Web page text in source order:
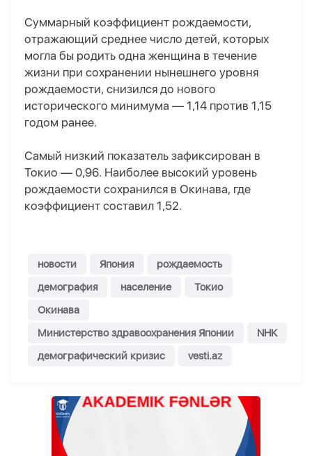
Суммарный коэффициент рождаемости,
отражающий среднее число детей, которых
могла бы родить одна женщина в течение
жизни при сохранении нынешнего уровня
рождаемости, снизился до нового
исторического минимума — 1,14 против 1,15
годом ранее.
Самый низкий показатель зафиксирован в
Токио — 0,96. Наиболее высокий уровень
рождаемости сохранился в Окинава, где
коэффициент составил 1,52.
новости Япония
рождаемость
демография
население
Токио
Окинава
Министерство здравоохранения Японии
NHK
демографический кризис
vesti.az